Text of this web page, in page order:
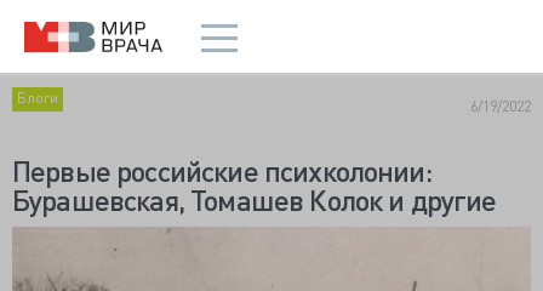
Блоги 6/19/2022
Первые российские психколонии:
Бурашевская, Томашев Колок и другие